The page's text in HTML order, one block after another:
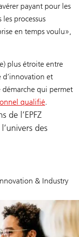
payant pour les
processus
en temps voulu»,
plus étroite entre
d’innovation et
démarche qui permet
qualifié.
de l’EPFZ
des
& Industry